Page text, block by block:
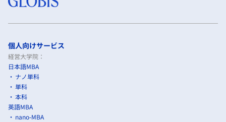
個人向けサービス
経営大学院：
日本語MBA
ナノ単科
単科
本科
英語MBA
nano-MBA